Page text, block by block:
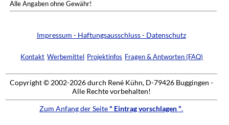
Alle Angaben ohne Gewähr!
Impressum - Haftungsausschluss - Datenschutz
Kontakt Werbemittel Projektinfos Fragen & Antworten (FAQ)
Copyright © 2002-2026 durch René Kühn, D-79426 Buggingen -
Alle Rechte vorbehalten!
Zum Anfang der Seite " Eintrag vorschlagen ".